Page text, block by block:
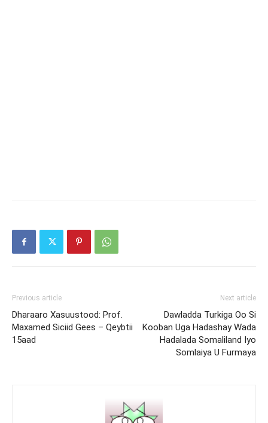
Previous article
Dharaaro Xasuustood: Prof.
Maxamed Siciid Gees – Qeybtii
15aad
Next article
Dawladda Turkiga Oo Si
Kooban Uga Hadashay Wada
Hadalada Somaliland Iyo
Somlaiya U Furmaya